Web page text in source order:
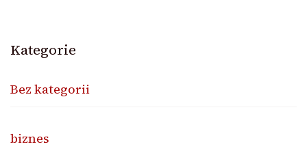
Kategorie
Bez kategorii
biznes